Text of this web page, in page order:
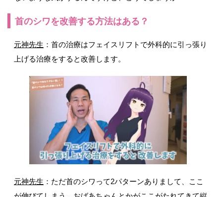
首のシワを改善する方法はある？
元神先生 ：首の治療はフェイスリフトで外科的に引っ張り
上げる治療をすると改善します。
元神先生 ：ただ首のシワって2パターンありまして、ここ